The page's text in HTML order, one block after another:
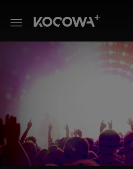
SBS Inkigayo